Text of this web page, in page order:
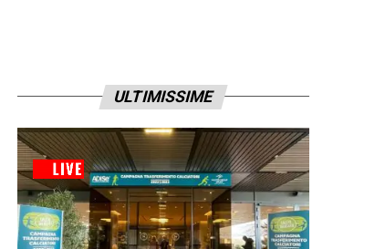
ULTIMISSIME